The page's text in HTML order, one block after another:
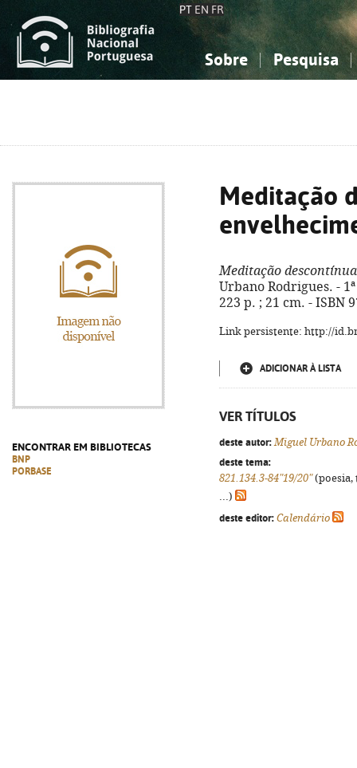
PT EN FR
Sobre Pesquisa
ENCONTRAR EM BIBLIOTECAS
BNP
PORBASE
Meditação
Meditação
Urbano Rodrigues. -
223 p. ; 21 cm. - ISBN
Link persistente: http://
ADICIONAR À LISTA
VER TÍTULOS
deste autor: Miguel Urbano
deste tema:
821.134.3-84"19/20"(poesia,
...)
deste editor: Calendário